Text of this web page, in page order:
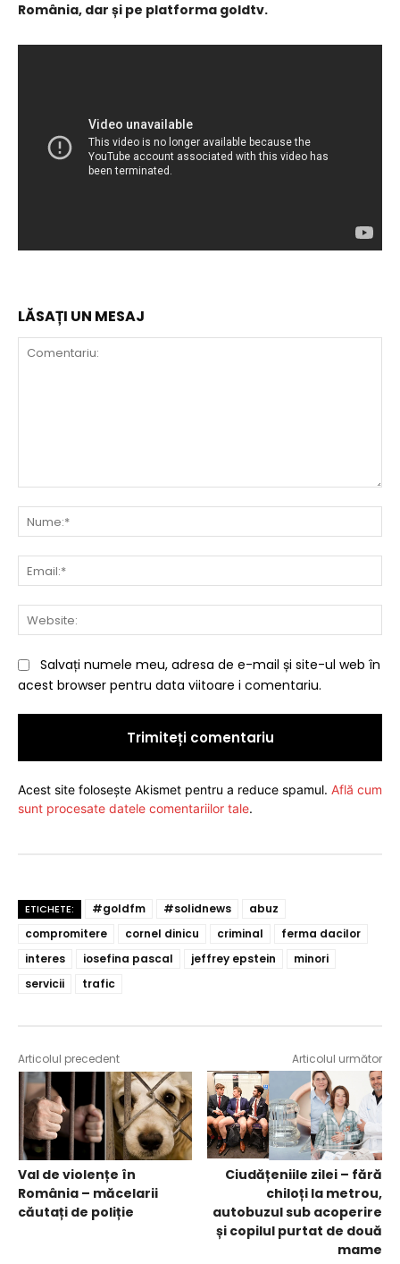
România, dar și pe platforma goldtv.
LĂSAȚI UN MESAJ
Salvați numele meu, adresa de e-mail și site-ul web în
acest browser pentru data viitoare i comentariu.
Acest site folosește Akismet pentru a reduce spamul. Află cum
sunt procesate datele comentariilor tale.
ETICHETE: #goldfm #solidnews
abuz
compromitere
cornel dinicu criminal
ferma dacilor
interes
iosefina pascal jeffrey epstein
minori
servicii
trafic
Articolul precedent
Val de violențe în
România – măcelarii
căutați de poliție
Articolul următor
Ciudățeniile zilei – fără
chiloți la metrou,
autobuzul sub acoperire
și copilul purtat de două
mame